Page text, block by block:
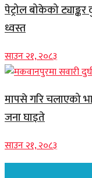
पेट्रोल बोकेको
ध्वस्त
साउन २१, २०८३
मापसे गरि चलाएको
जना घाइते
साउन २१, २०८३